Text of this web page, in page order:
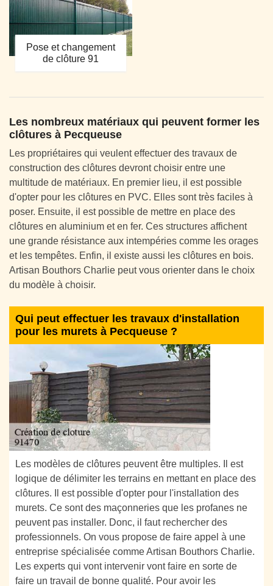
Pose et changement
de clôture 91
Les nombreux matériaux qui peuvent former les
clôtures à Pecqueuse
Les propriétaires qui veulent effectuer des travaux de
construction des clôtures devront choisir entre une
multitude de matériaux. En premier lieu, il est possible
d'opter pour les clôtures en PVC. Elles sont très faciles à
poser. Ensuite, il est possible de mettre en place des
clôtures en aluminium et en fer. Ces structures affichent
une grande résistance aux intempéries comme les orages
et les tempêtes. Enfin, il existe aussi les clôtures en bois.
Artisan Bouthors Charlie peut vous orienter dans le choix
du modèle à choisir.
Qui peut effectuer les travaux d'installation
pour les murets à Pecqueuse ?
Les modèles de clôtures peuvent être multiples. Il est
logique de délimiter les terrains en mettant en place des
clôtures. Il est possible d'opter pour l'installation des
murets. Ce sont des maçonneries que les profanes ne
peuvent pas installer. Donc, il faut rechercher des
professionnels. On vous propose de faire appel à une
entreprise spécialisée comme Artisan Bouthors Charlie.
Les experts qui vont intervenir vont faire en sorte de
faire un travail de bonne qualité. Pour avoir les